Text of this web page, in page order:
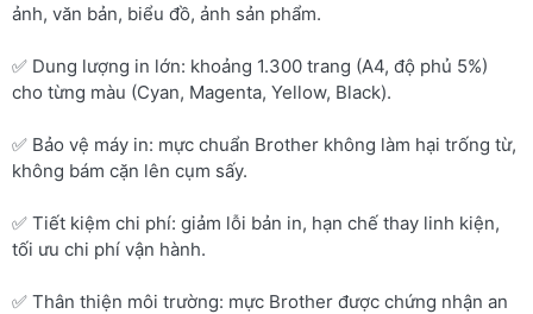
ảnh, văn bản, biểu đồ, ảnh sản phẩm.
✅ Dung lượng in lớn: khoảng 1.300 trang (A4, độ phủ 5%)
cho từng màu (Cyan, Magenta, Yellow, Black).
✅ Bảo vệ máy in: mực chuẩn Brother không làm hại trống từ,
không bám cặn lên cụm sấy.
✅ Tiết kiệm chi phí: giảm lỗi bản in, hạn chế thay linh kiện,
tối ưu chi phí vận hành.
✅ Thân thiện môi trường: mực Brother được chứng nhận an